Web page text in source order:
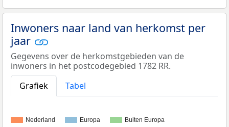
Inwoners naar land van herkomst per
jaar
Gegevens over de herkomstgebieden van de
inwoners in het postcodegebied 1782 RR.
Grafiek
Tabel
Nederland Europa Buiten Europa